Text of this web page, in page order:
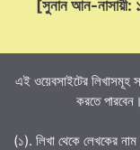
[সুনান আন-নাসায়ী:
এই ওয়েবসাইটের লিখাসমূহ
করতে
(১). লিখা থেকে লেখকের নাম